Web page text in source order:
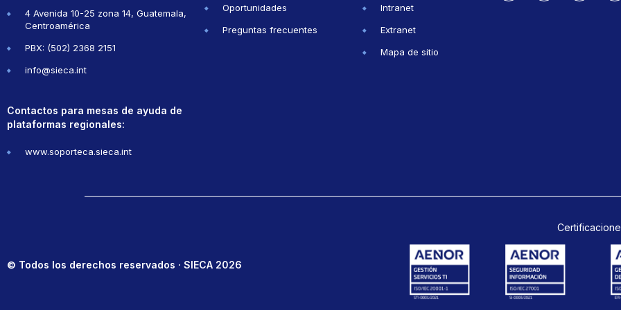
4 Avenida 10-25 zona 14, Guatemala,
Centroamérica
PBX: (502) 2368 2151
info@sieca.int
Contactos para mesas de ayuda de
plataformas regionales:
www.soporteca.sieca.int
Oportunidades
Preguntas frecuentes
Intranet
Extranet
Mapa de sitio
© Todos los derechos reservados · SIECA 2026